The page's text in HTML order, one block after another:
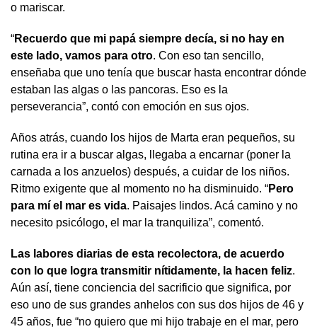
o mariscar.
“Recuerdo que mi papá siempre decía, si no hay en
este lado, vamos para otro. Con eso tan sencillo,
enseñaba que uno tenía que buscar hasta encontrar dónde
estaban las algas o las pancoras. Eso es la
perseverancia”, contó con emoción en sus ojos.
Años atrás, cuando los hijos de Marta eran pequeños, su
rutina era ir a buscar algas, llegaba a encarnar (poner la
carnada a los anzuelos) después, a cuidar de los niños.
Ritmo exigente que al momento no ha disminuido. “Pero
para mí el mar es vida. Paisajes lindos. Acá camino y no
necesito psicólogo, el mar la tranquiliza”, comentó.
Las labores diarias de esta recolectora, de acuerdo
con lo que logra transmitir nítidamente, la hacen feliz.
Aún así, tiene conciencia del sacrificio que significa, por
eso uno de sus grandes anhelos con sus dos hijos de 46 y
45 años, fue “no quiero que mi hijo trabaje en el mar, pero